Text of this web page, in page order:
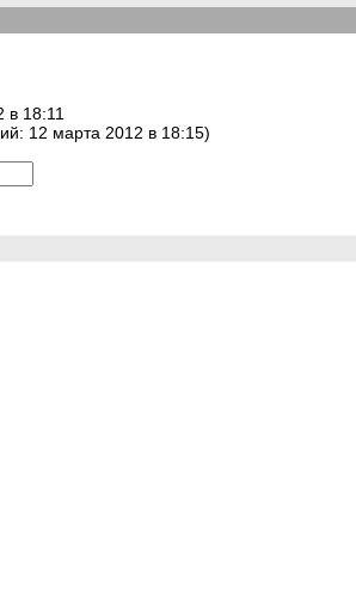
в 18:11
12 марта 2012 в 18:15)